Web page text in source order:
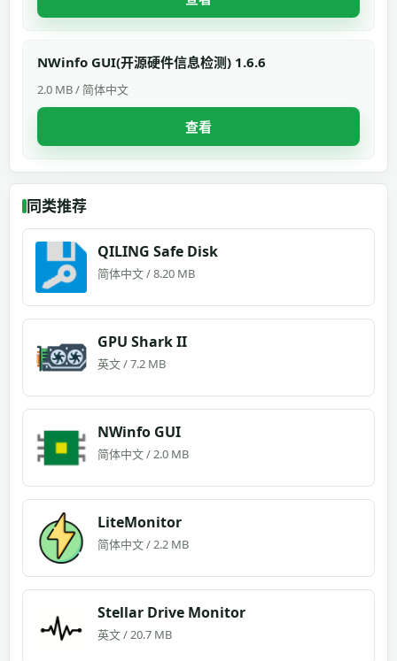
NWinfo GUI(开源硬件信息检测) 1.6.6
2.0 MB / 简体中文
查看
同类推荐
QILING Safe Disk
简体中文 / 8.20 MB
GPU Shark II
英文 / 7.2 MB
NWinfo GUI
简体中文 / 2.0 MB
LiteMonitor
简体中文 / 2.2 MB
Stellar Drive Monitor
英文 / 20.7 MB